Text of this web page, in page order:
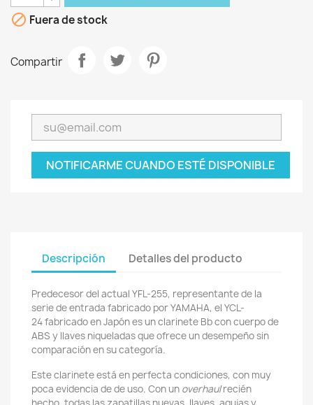
 Fuera de stock
Compartir
NOTIFICARME CUANDO ESTÉ DISPONIBLE
Descripción Detalles del producto
Predecesor del actual YFL-255, representante de la
serie de entrada fabricado por YAMAHA, el YCL-
24 fabricado en Japón es un clarinete Bb con cuerpo de
ABS y llaves niqueladas que ofrece un desempeño sin
comparación en su categoría.
Este clarinete está en perfecta condiciones, con muy
poca evidencia de de uso. Con un overhaulrecién